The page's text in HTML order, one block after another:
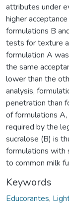
attributes under
higher
formulations B
tests for texture
formulation A
the same
lower than the
analysis,
penetration than
of formulations
required by the
sucralose (B) is
formulations with
to common milk
Keywords
Educorantes,